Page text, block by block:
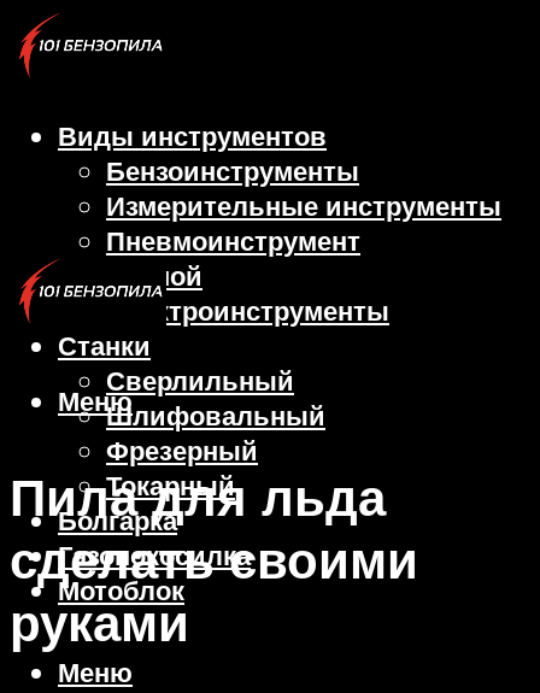
Виды инструментов
Бензоинструменты
Измерительные инструменты
Пневмоинструмент
Ручной
Электроинструменты
Станки
Сверлильный
Шлифовальный
Фрезерный
Токарный
Болгарка
Газонокосилка
Мотоблок
Меню
Меню
Пила для льда
сделать своими
руками